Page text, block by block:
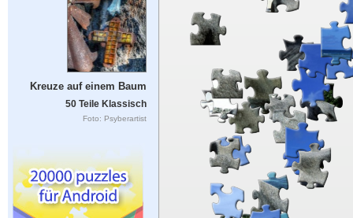
Kreuze auf einem Baum
50 Teile Klassisch
Foto: Psyberartist